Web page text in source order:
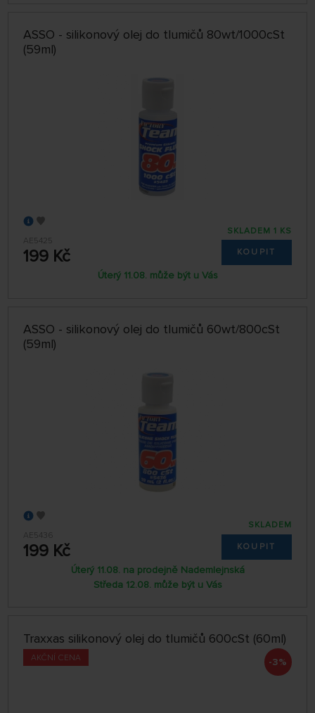
ASSO - silikonový olej do tlumičů 80wt/1000cSt
(59ml)
AE5425
199 Kč
SKLADEM 1 KS
KOUPIT
Úterý 11.08. může být u Vás
ASSO - silikonový olej do tlumičů 60wt/800cSt
(59ml)
AE5436
199 Kč
SKLADEM
KOUPIT
Úterý 11.08. na prodejně Nademlejnská
Středa 12.08. může být u Vás
Traxxas silikonový olej do tlumičů 600cSt (60ml)
AKČNÍ CENA -3%